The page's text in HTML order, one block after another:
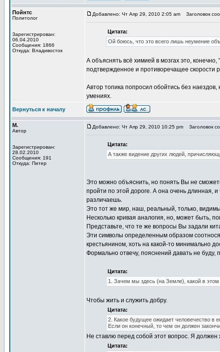
Пойнтс
Политолог
Зарегистрирован:
06.04.2010
Сообщения: 1866
Откуда: Владивосток
Добавлено: Чт Апр 29, 2010 2:05 am Заголовок
Цитата:
Ой боюсь, что это всего лишь неумение
А объяснять всё химией в мозгах это,
подтвержденное и противоречащее
Автор топика попросил обойтись без
умениях.
Вернуться к началу
М.
Автор
Зарегистрирован:
28.02.2010
Сообщения: 191
Откуда: Питер
Добавлено: Чт Апр 29, 2010 10:25 pm Заголовок
Цитата:
А также видение других людей,
Это можно объяснить, но понять Вы не
пройти по этой дороге. А она очень длинная,
различаешь.
Это тот же мир, наш, реальный, только,
Несколько кривая аналогия, но, может быть,
Представьте, что те же вопросы Вы задали
Эти символы определенным образом
крестьянином, хоть на какой-то минимально
Формально отвечу, пояснений давать не
Цитата:
1. Зачем мы здесь (на Земле), какой в
Чтобы жить и служить добру.
Цитата:
2. Какое будущее ожидает человечество в
Если он конечный, то чем он должен
Не ставлю перед собой этот вопрос. Я должен
Цитата: